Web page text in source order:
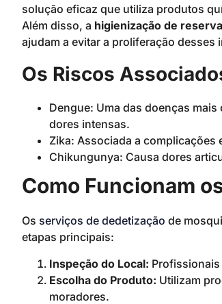
solução eficaz que utiliza produtos
Além disso, a higienização de
ajudam a evitar a proliferação desses
Os Riscos
Dengue: Uma das doenças
dores intensas.
Zika: Associada a
Chikungunya: Causa dores
Como Funcionam
Os serviços de dedetização de
etapas principais:
Inspeção do Local:
Escolha do Produto: Utilizam
moradores.